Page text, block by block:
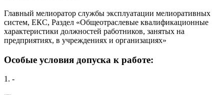
Главный мелиоратор службы эксплуатации мелиоративных
систем, ЕКС, Раздел «Общеотраслевые квалификационные
характеристики должностей работников, занятых на
предприятиях, в учреждениях и организациях»
Особые условия допуска к работе:
1. -